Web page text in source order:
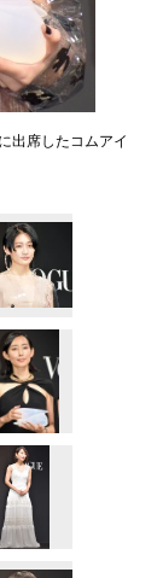
出席したコムアイ